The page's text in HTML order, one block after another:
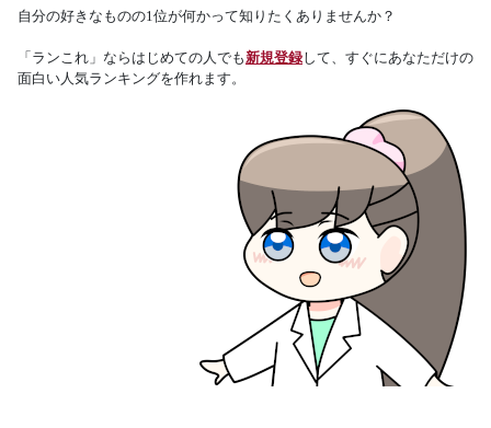
自分の好きなものの1位が何かって知りたくありませんか？
「ランこれ」ならはじめての人でも新規登録して、すぐにあなただけの
面白い人気ランキングを作れます。